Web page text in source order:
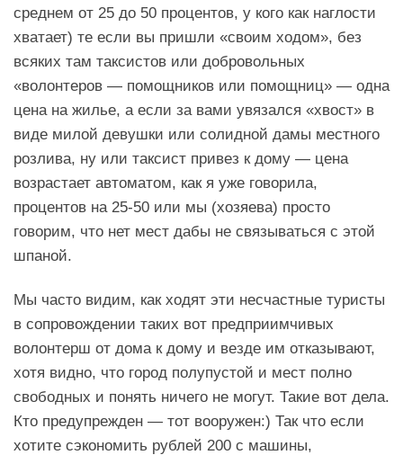
среднем от 25 до 50 процентов, у кого как наглости
хватает) те если вы пришли «своим ходом», без
всяких там таксистов или добровольных
«волонтеров — помощников или помощниц» — одна
цена на жилье, а если за вами увязался «хвост» в
виде милой девушки или солидной дамы местного
розлива, ну или таксист привез к дому — цена
возрастает автоматом, как я уже говорила,
процентов на 25-50 или мы (хозяева) просто
говорим, что нет мест дабы не связываться с этой
шпаной.
Мы часто видим, как ходят эти несчастные туристы
в сопровождении таких вот предприимчивых
волонтерш от дома к дому и везде им отказывают,
хотя видно, что город полупустой и мест полно
свободных и понять ничего не могут. Такие вот дела.
Кто предупрежден — тот вооружен:) Так что если
хотите сэкономить рублей 200 с машины,